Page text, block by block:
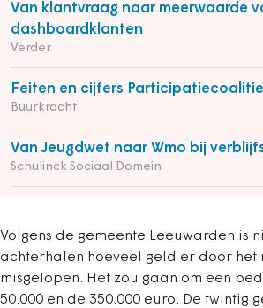
Van klantvraag naar meerwaarde
dashboardklanten
Verder
Feiten en cijfers Participatiecoalitie
Buurkracht
Van Jeugdwet naar Wmo bij
Schulinck Sociaal Domein
Volgens de gemeente Leeuwarden is
achterhalen hoeveel geld er door het
misgelopen. Het zou gaan om een
50.000 en de 350.000 euro. De twintig